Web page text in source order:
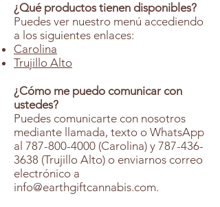
¿Qué productos tienen disponibles?
Puedes ver nuestro menú accediendo
a los siguientes enlaces:
Carolina
Trujillo Alto
¿Cómo me puedo comunicar con
ustedes?
Puedes comunicarte con nosotros
mediante llamada, texto o WhatsApp
al 787-800-4000 (Carolina) y 787-436-
3638 (Trujillo Alto) o enviarnos correo
electrónico a
info@earthgiftcannabis.com.